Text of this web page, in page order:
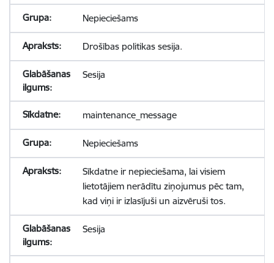
Nepieciešams
Drošības politikas sesija.
Sesija
maintenance_message
Nepieciešams
Sīkdatne ir nepieciešama, lai visiem
lietotājiem nerādītu ziņojumus pēc tam,
kad viņi ir izlasījuši un aizvēruši tos.
Sesija